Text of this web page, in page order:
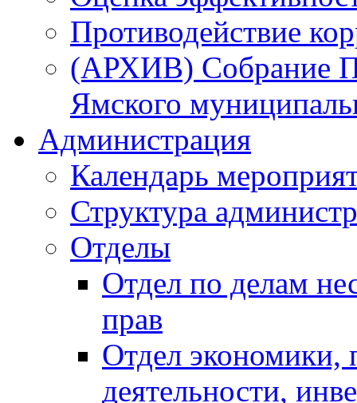
Противодействие
(АРХИВ) Собрание
Ямского
Администрация
Календарь
Структура
Отделы
Отдел по делам
прав
Отдел экономики,
деятельности,